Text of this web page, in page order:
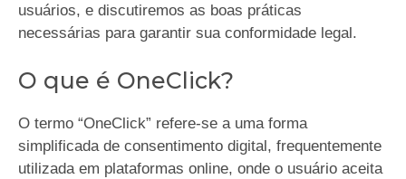
usuários, e discutiremos as boas práticas
necessárias para garantir sua conformidade legal.
O que é OneClick?
O termo “OneClick” refere-se a uma forma
simplificada de consentimento digital, frequentemente
utilizada em plataformas online, onde o usuário aceita